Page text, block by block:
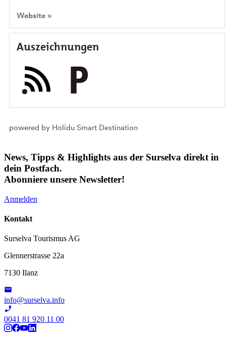
Website »
Auszeichnungen
powered by Holidu Smart Destination
News, Tipps & Highlights aus der Surselva direkt in
dein Postfach.
Abonniere unsere Newsletter!
Anmelden
Kontakt
Surselva Tourismus AG
Glennerstrasse 22a
7130 Ilanz
info@surselva.info
0041 81 920 11 00